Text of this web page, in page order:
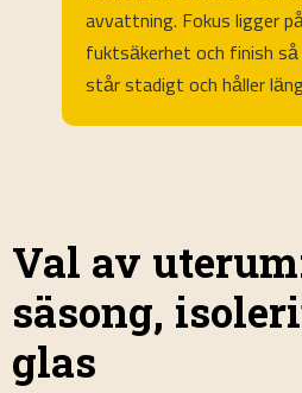
U-värden efter säsong,
smidig gång, tätning och
och bekväm användning.
Val av
säsong,
glas